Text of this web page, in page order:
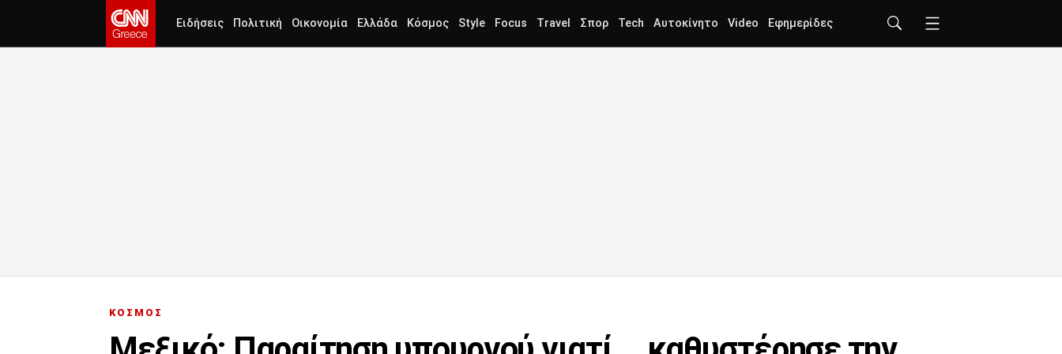
Ειδήσεις Πολιτική Οικονομία Ελλάδα Κόσμος Style Focus Travel Σπορ Tech Αυτοκίνητο Video Εφημερίδες
ΚΟΣΜΟΣ